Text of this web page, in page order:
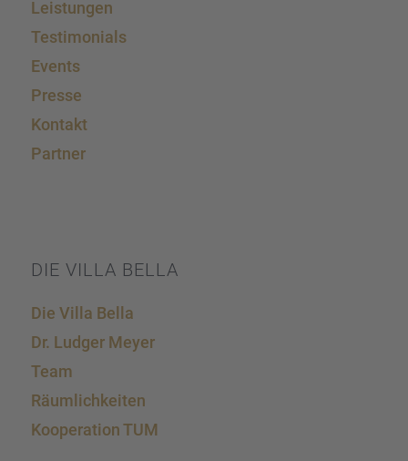
Leistun­gen
Testi­mo­ni­als
Events
Presse
Kontakt
Partner
DIE VILLA BELLA
Die Villa Bella
Dr. Ludger Meyer
Team
Räumlich­kei­ten
Koope­ra­tion TUM